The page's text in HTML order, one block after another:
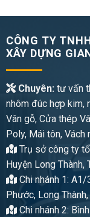
CÔNG TY
XÂY DỰNG
Chuyên:tư vấn
nhôm đúc hợp kim,
Vân gỗ, Cửa thép
Poly, Mái tôn, Vách
Trụ sở công ty
Huyện Long
Chi nhánh 1: A1/
Phước, Long
Chi nhánh 2: